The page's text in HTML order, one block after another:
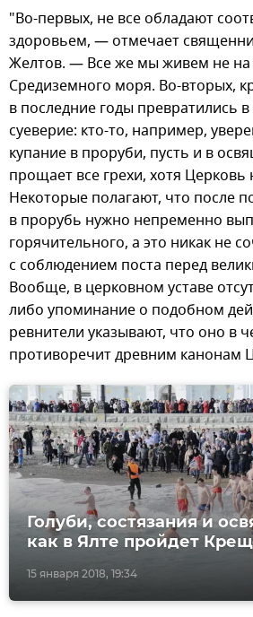
"Во-первых, не все обладают
здоровьем, — отмечает
Желтов. — Все же мы живем не на
Средиземного моря. Во-вторых,
в последние годы превратились
суеверие: кто-то, например,
купание в проруби, пусть и в
прощает все грехи, хотя
Некоторые полагают, что после
в прорубь нужно непременно
горячительного, а это никак не
с соблюдением поста перед
Вообще, в церковном уставе
либо упоминание о подобном
ревнители указывают, что оно в
противоречит древним канонам
15 января 2018, 19:34
Голуби, состязания и
как в Ялте пройдет